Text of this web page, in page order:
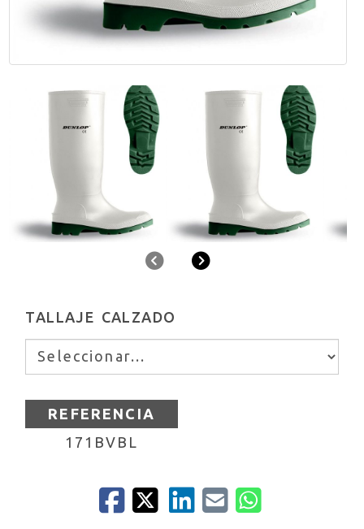
AnteriorSiguiente
TALLAJE CALZADO
REFERENCIA
171BVBL